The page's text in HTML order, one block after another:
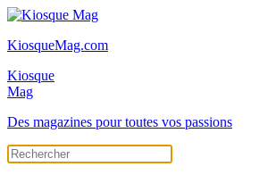
KiosqueMag.com
Kiosque
Mag
Des magazines pour toutes vos passions